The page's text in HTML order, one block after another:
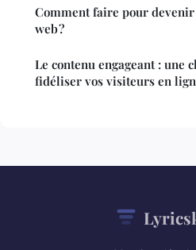
Comment faire pour
web ?
Le contenu engageant : une
fidéliser vos visiteurs en